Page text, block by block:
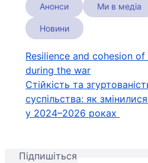
Анонси Ми в медіа
Новини
Навігація
записів
Resilience and cohesion
during the war
Стійкість та
суспільства: як
у 2024–2026 роках
Підпишіться